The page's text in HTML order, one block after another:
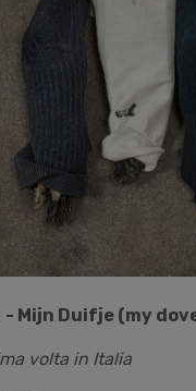
- Mijn Duifje (my
volta in Italia